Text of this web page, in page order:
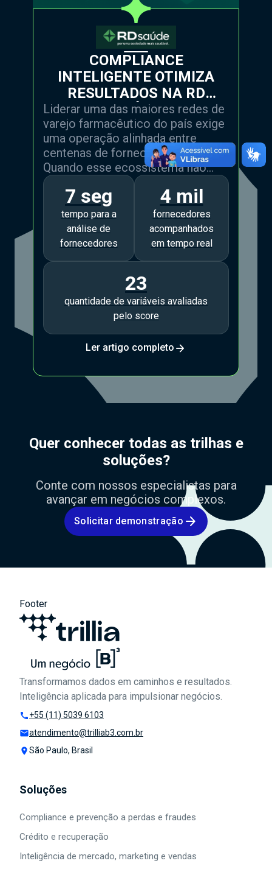
COMPLIANCE
INTELIGENTE OTIMIZA
RESULTADOS NA RD
SAÚDE
Liderar uma das maiores redes de
varejo farmacêutico do país exige
uma operação alinhada entre
centenas de fornecedores.
Quando esse ecossistema não
está integrado, surgem riscos,
ineficiências e barreiras ao
crescimento. Foi nesse contexto
que apoiamos a RD Saúde: com
uma solução de compliance
inteligente.
7 seg
tempo para a
análise de
fornecedores
4 mil
fornecedores
acompanhados
em tempo real
23
quantidade de variáveis avaliadas
pelo score
Ler artigo completo arrow_forward
Quer conhecer todas as trilhas e
soluções?
Conte com nossos especialistas para
avançar em negócios complexos.
Solicitar demonstração arrow_forward
Footer
Transformamos dados em caminhos e resultados.
Inteligência aplicada para impulsionar negócios.
call+55 (11) 5039 6103
mailatendimento@trilliab3.com.br
placeSão Paulo, Brasil
Soluções
Compliance e prevenção a perdas e fraudes
Crédito e recuperação
Inteligência de mercado, marketing e vendas